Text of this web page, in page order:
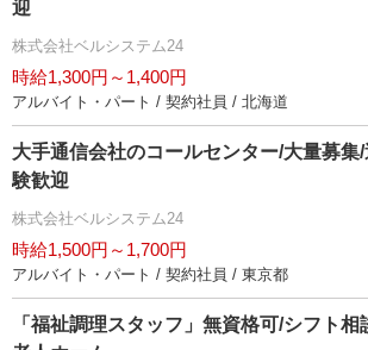
迎
株式会社ベルシステム24
時給1,300円～1,400円
アルバイト・パート / 契約社員 / 北海道
大手通信会社のコールセンター/大量募集
験歓迎
株式会社ベルシステム24
時給1,500円～1,700円
アルバイト・パート / 契約社員 / 東京都
「福祉調理スタッフ」無資格可/シフト